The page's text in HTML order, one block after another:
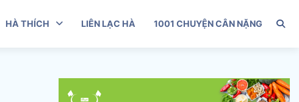
HÀ THÍCH LIÊN LẠC HÀ 1001 CHUYỆN CÂN NẶNG